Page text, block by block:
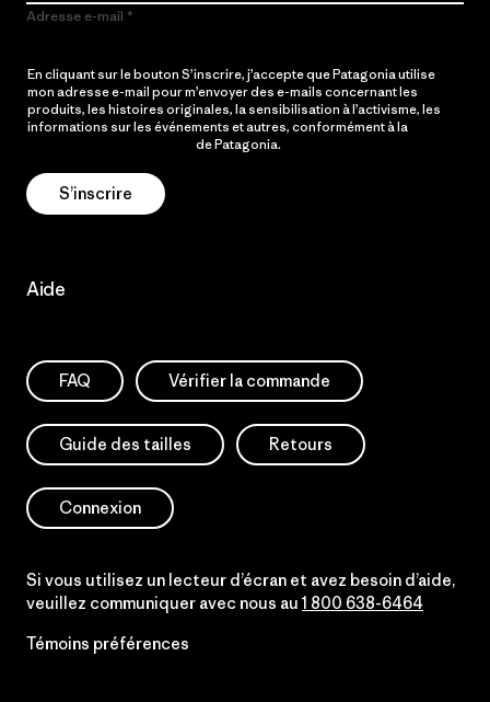
Adresse e-mail
En cliquant sur le bouton S’inscrire, j’accepte que Patagonia utilise
mon adresse e-mail pour m’envoyer des e-mails concernant les
produits, les histoires originales, la sensibilisation à l’activisme, les
informations sur les événements et autres, conformément à la
de Patagonia.
S’inscrire
Aide
FAQ Vérifier la commande
Guide des tailles Retours
Connexion
Si vous utilisez un lecteur d’écran et avez besoin d’aide,
veuillez communiquer avec nous au 1 800 638-6464
Témoins préférences